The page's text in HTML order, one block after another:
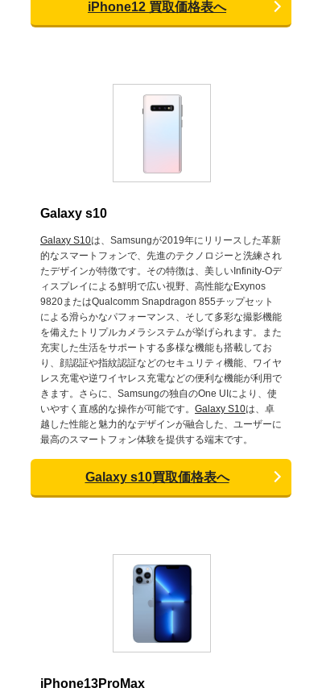
iPhone12 買取価格表へ
Galaxy s10
Galaxy S10は、Samsungが2019年にリリースした革新
的なスマートフォンで、先進のテクノロジーと洗練され
たデザインが特徴です。その特徴は、美しいInfinity-Oデ
ィスプレイによる鮮明で広い視野、高性能なExynos
9820またはQualcomm Snapdragon 855チップセット
による滑らかなパフォーマンス、そして多彩な撮影機能
を備えたトリプルカメラシステムが挙げられます。また
充実した生活をサポートする多様な機能も搭載してお
り、顔認証や指紋認証などのセキュリティ機能、ワイヤ
レス充電や逆ワイヤレス充電などの便利な機能が利用で
きます。さらに、Samsungの独自のOne UIにより、使
いやすく直感的な操作が可能です。 Galaxy S10は、卓
越した性能と魅力的なデザインが融合した、ユーザーに
最高のスマートフォン体験を提供する端末です。
Galaxy s10買取価格表へ
iPhone13ProMax